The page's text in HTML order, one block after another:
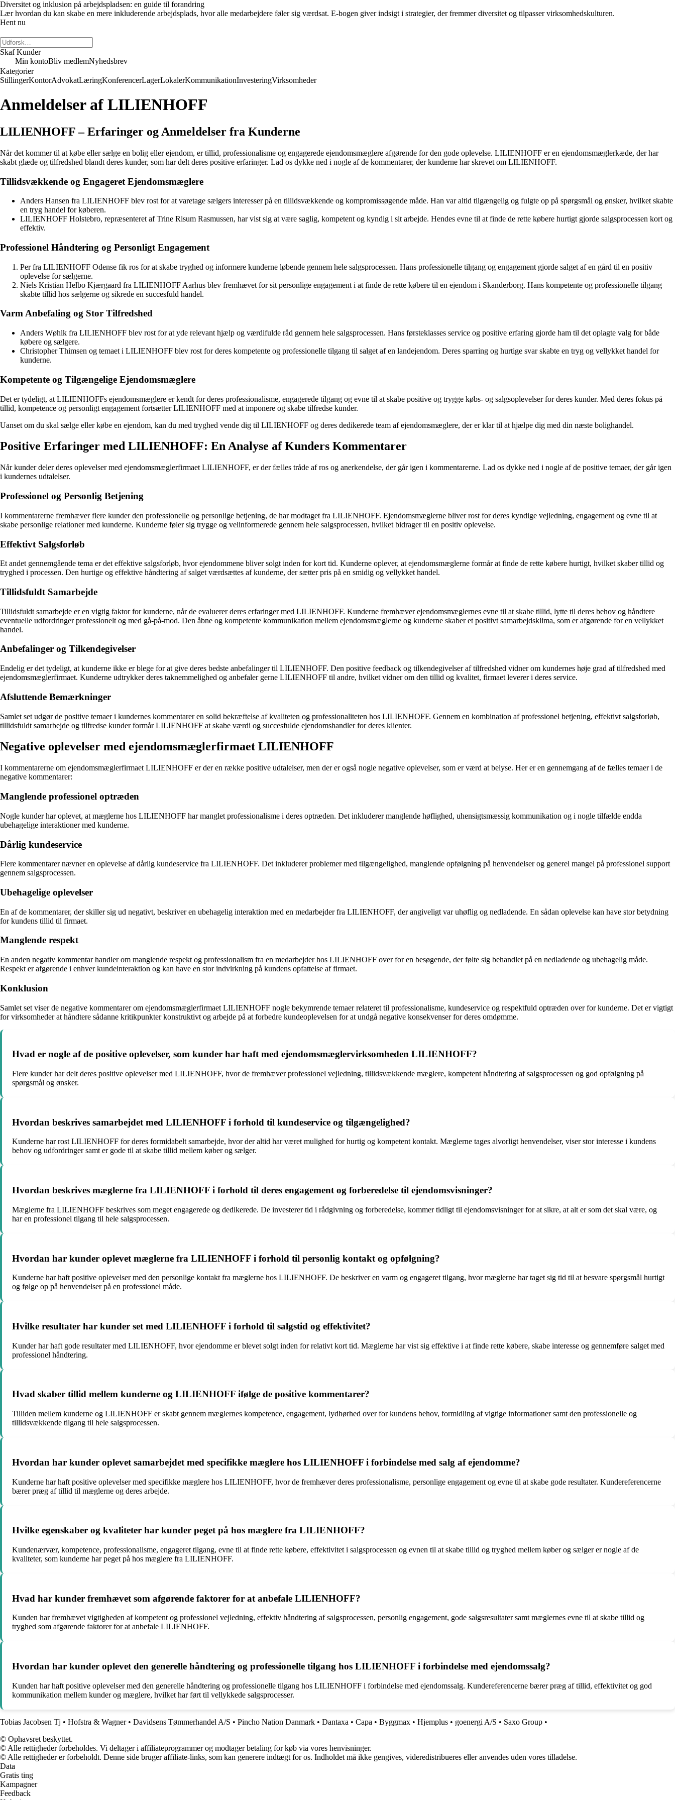
Diversitet og inklusion på arbejdspladsen: en guide til forandring
Lær hvordan du kan skabe en mere inkluderende arbejdsplads, hvor alle medarbejdere føler sig værdsat. E-bogen giver indsigt i strategier, der fremmer diversitet og tilpasser virksomhedskulturen.
Hent nu
Skaf Kunder
Min kontoBliv medlemNyhedsbrev
Kategorier
StillingerKontorAdvokatLæringKonferencerLagerLokalerKommunikationInvesteringVirksomheder
Anmeldelser af LILIENHOFF
LILIENHOFF – Erfaringer og Anmeldelser fra Kunderne
Når det kommer til at købe eller sælge en bolig eller ejendom, er tillid, professionalisme og engagerede ejendomsmæglere afgørende for den gode oplevelse. LILIENHOFF er en ejendomsmæglerkæde, der har
skabt glæde og tilfredshed blandt deres kunder, som har delt deres positive erfaringer. Lad os dykke ned i nogle af de kommentarer, der kunderne har skrevet om LILIENHOFF.
Tillidsvækkende og Engageret Ejendomsmæglere
Anders Hansen fra LILIENHOFF blev rost for at varetage sælgers interesser på en tillidsvækkende og kompromissøgende måde. Han var altid tilgængelig og fulgte op på spørgsmål og ønsker, hvilket skabte
en tryg handel for køberen.
LILIENHOFF Holstebro, repræsenteret af Trine Risum Rasmussen, har vist sig at være saglig, kompetent og kyndig i sit arbejde. Hendes evne til at finde de rette købere hurtigt gjorde salgsprocessen kort og
effektiv.
Professionel Håndtering og Personligt Engagement
Per fra LILIENHOFF Odense fik ros for at skabe tryghed og informere kunderne løbende gennem hele salgsprocessen. Hans professionelle tilgang og engagement gjorde salget af en gård til en positiv
oplevelse for sælgerne.
Niels Kristian Helbo Kjærgaard fra LILIENHOFF Aarhus blev fremhævet for sit personlige engagement i at finde de rette købere til en ejendom i Skanderborg. Hans kompetente og professionelle tilgang
skabte tillid hos sælgerne og sikrede en succesfuld handel.
Varm Anbefaling og Stor Tilfredshed
Anders Wøhlk fra LILIENHOFF blev rost for at yde relevant hjælp og værdifulde råd gennem hele salgsprocessen. Hans førsteklasses service og positive erfaring gjorde ham til det oplagte valg for både
købere og sælgere.
Christopher Thimsen og temaet i LILIENHOFF blev rost for deres kompetente og professionelle tilgang til salget af en landejendom. Deres sparring og hurtige svar skabte en tryg og vellykket handel for
kunderne.
Kompetente og Tilgængelige Ejendomsmæglere
Det er tydeligt, at LILIENHOFFs ejendomsmæglere er kendt for deres professionalisme, engagerede tilgang og evne til at skabe positive og trygge købs- og salgsoplevelser for deres kunder. Med deres fokus på
tillid, kompetence og personligt engagement fortsætter LILIENHOFF med at imponere og skabe tilfredse kunder.
Uanset om du skal sælge eller købe en ejendom, kan du med tryghed vende dig til LILIENHOFF og deres dedikerede team af ejendomsmæglere, der er klar til at hjælpe dig med din næste bolighandel.
Positive Erfaringer med LILIENHOFF: En Analyse af Kunders Kommentarer
Når kunder deler deres oplevelser med ejendomsmæglerfirmaet LILIENHOFF, er der fælles tråde af ros og anerkendelse, der går igen i kommentarerne. Lad os dykke ned i nogle af de positive temaer, der går igen
i kundernes udtalelser.
Professionel og Personlig Betjening
I kommentarerne fremhæver flere kunder den professionelle og personlige betjening, de har modtaget fra LILIENHOFF. Ejendomsmæglerne bliver rost for deres kyndige vejledning, engagement og evne til at
skabe personlige relationer med kunderne. Kunderne føler sig trygge og velinformerede gennem hele salgsprocessen, hvilket bidrager til en positiv oplevelse.
Effektivt Salgsforløb
Et andet gennemgående tema er det effektive salgsforløb, hvor ejendommene bliver solgt inden for kort tid. Kunderne oplever, at ejendomsmæglerne formår at finde de rette købere hurtigt, hvilket skaber tillid og
tryghed i processen. Den hurtige og effektive håndtering af salget værdsættes af kunderne, der sætter pris på en smidig og vellykket handel.
Tillidsfuldt Samarbejde
Tillidsfuldt samarbejde er en vigtig faktor for kunderne, når de evaluerer deres erfaringer med LILIENHOFF. Kunderne fremhæver ejendomsmæglernes evne til at skabe tillid, lytte til deres behov og håndtere
eventuelle udfordringer professionelt og med gå-på-mod. Den åbne og kompetente kommunikation mellem ejendomsmæglerne og kunderne skaber et positivt samarbejdsklima, som er afgørende for en vellykket
handel.
Anbefalinger og Tilkendegivelser
Endelig er det tydeligt, at kunderne ikke er blege for at give deres bedste anbefalinger til LILIENHOFF. Den positive feedback og tilkendegivelser af tilfredshed vidner om kundernes høje grad af tilfredshed med
ejendomsmæglerfirmaet. Kunderne udtrykker deres taknemmelighed og anbefaler gerne LILIENHOFF til andre, hvilket vidner om den tillid og kvalitet, firmaet leverer i deres service.
Afsluttende Bemærkninger
Samlet set udgør de positive temaer i kundernes kommentarer en solid bekræftelse af kvaliteten og professionaliteten hos LILIENHOFF. Gennem en kombination af professionel betjening, effektivt salgsforløb,
tillidsfuldt samarbejde og tilfredse kunder formår LILIENHOFF at skabe værdi og succesfulde ejendomshandler for deres klienter.
Negative oplevelser med ejendomsmæglerfirmaet LILIENHOFF
I kommentarerne om ejendomsmæglerfirmaet LILIENHOFF er der en række positive udtalelser, men der er også nogle negative oplevelser, som er værd at belyse. Her er en gennemgang af de fælles temaer i de
negative kommentarer:
Manglende professionel optræden
Nogle kunder har oplevet, at mæglerne hos LILIENHOFF har manglet professionalisme i deres optræden. Det inkluderer manglende høflighed, uhensigtsmæssig kommunikation og i nogle tilfælde endda
ubehagelige interaktioner med kunderne.
Dårlig kundeservice
Flere kommentarer nævner en oplevelse af dårlig kundeservice fra LILIENHOFF. Det inkluderer problemer med tilgængelighed, manglende opfølgning på henvendelser og generel mangel på professionel support
gennem salgsprocessen.
Ubehagelige oplevelser
En af de kommentarer, der skiller sig ud negativt, beskriver en ubehagelig interaktion med en medarbejder fra LILIENHOFF, der angiveligt var uhøflig og nedladende. En sådan oplevelse kan have stor betydning
for kundens tillid til firmaet.
Manglende respekt
En anden negativ kommentar handler om manglende respekt og professionalism fra en medarbejder hos LILIENHOFF over for en besøgende, der følte sig behandlet på en nedladende og ubehagelig måde.
Respekt er afgørende i enhver kundeinteraktion og kan have en stor indvirkning på kundens opfattelse af firmaet.
Konklusion
Samlet set viser de negative kommentarer om ejendomsmæglerfirmaet LILIENHOFF nogle bekymrende temaer relateret til professionalisme, kundeservice og respektfuld optræden over for kunderne. Det er vigtigt
for virksomheder at håndtere sådanne kritikpunkter konstruktivt og arbejde på at forbedre kundeoplevelsen for at undgå negative konsekvenser for deres omdømme.
Hvad er nogle af de positive oplevelser, som kunder har haft med ejendomsmæglervirksomheden LILIENHOFF?
Flere kunder har delt deres positive oplevelser med LILIENHOFF, hvor de fremhæver professionel vejledning, tillidsvækkende mæglere, kompetent håndtering af salgsprocessen og god opfølgning på
spørgsmål og ønsker.
Hvordan beskrives samarbejdet med LILIENHOFF i forhold til kundeservice og tilgængelighed?
Kunderne har rost LILIENHOFF for deres formidabelt samarbejde, hvor der altid har været mulighed for hurtig og kompetent kontakt. Mæglerne tages alvorligt henvendelser, viser stor interesse i kundens
behov og udfordringer samt er gode til at skabe tillid mellem køber og sælger.
Hvordan beskrives mæglerne fra LILIENHOFF i forhold til deres engagement og forberedelse til ejendomsvisninger?
Mæglerne fra LILIENHOFF beskrives som meget engagerede og dedikerede. De investerer tid i rådgivning og forberedelse, kommer tidligt til ejendomsvisninger for at sikre, at alt er som det skal være, og
har en professionel tilgang til hele salgsprocessen.
Hvordan har kunder oplevet mæglerne fra LILIENHOFF i forhold til personlig kontakt og opfølgning?
Kunderne har haft positive oplevelser med den personlige kontakt fra mæglerne hos LILIENHOFF. De beskriver en varm og engageret tilgang, hvor mæglerne har taget sig tid til at besvare spørgsmål hurtigt
og følge op på henvendelser på en professionel måde.
Hvilke resultater har kunder set med LILIENHOFF i forhold til salgstid og effektivitet?
Kunder har haft gode resultater med LILIENHOFF, hvor ejendomme er blevet solgt inden for relativt kort tid. Mæglerne har vist sig effektive i at finde rette købere, skabe interesse og gennemføre salget med
professionel håndtering.
Hvad skaber tillid mellem kunderne og LILIENHOFF ifølge de positive kommentarer?
Tilliden mellem kunderne og LILIENHOFF er skabt gennem mæglernes kompetence, engagement, lydhørhed over for kundens behov, formidling af vigtige informationer samt den professionelle og
tillidsvækkende tilgang til hele salgsprocessen.
Hvordan har kunder oplevet samarbejdet med specifikke mæglere hos LILIENHOFF i forbindelse med salg af ejendomme?
Kunderne har haft positive oplevelser med specifikke mæglere hos LILIENHOFF, hvor de fremhæver deres professionalisme, personlige engagement og evne til at skabe gode resultater. Kundereferencerne
bærer præg af tillid til mæglerne og deres arbejde.
Hvilke egenskaber og kvaliteter har kunder peget på hos mæglere fra LILIENHOFF?
Kundenærvær, kompetence, professionalisme, engageret tilgang, evne til at finde rette købere, effektivitet i salgsprocessen og evnen til at skabe tillid og tryghed mellem køber og sælger er nogle af de
kvaliteter, som kunderne har peget på hos mæglere fra LILIENHOFF.
Hvad har kunder fremhævet som afgørende faktorer for at anbefale LILIENHOFF?
Kunden har fremhævet vigtigheden af kompetent og professionel vejledning, effektiv håndtering af salgsprocessen, personlig engagement, gode salgsresultater samt mæglernes evne til at skabe tillid og
tryghed som afgørende faktorer for at anbefale LILIENHOFF.
Hvordan har kunder oplevet den generelle håndtering og professionelle tilgang hos LILIENHOFF i forbindelse med ejendomssalg?
Kunden har haft positive oplevelser med den generelle håndtering og professionelle tilgang hos LILIENHOFF i forbindelse med ejendomssalg. Kundereferencerne bærer præg af tillid, effektivitet og god
kommunikation mellem kunder og mæglere, hvilket har ført til vellykkede salgsprocesser.
Tobias Jacobsen Tj • Hofstra & Wagner• Davidsens Tømmerhandel A/S • Pincho Nation Danmark • Dantaxa • Capa • Byggmax • Hjemplus • goenergi A/S • Saxo Group •
© Ophavsret beskyttet.
© Alle rettigheder forbeholdes. Vi deltager i affiliateprogrammer og modtager betaling for køb via vores henvisninger.
© Alle rettigheder er forbeholdt. Denne side bruger affiliate-links, som kan generere indtægt for os. Indholdet må ikke gengives, videredistribueres eller anvendes uden vores tilladelse.
Data
Gratis ting
Kampagner
Feedback